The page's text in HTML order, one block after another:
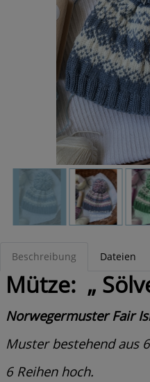
Beschreibung Dateien
Mütze: „
Norwegermuster Fair
Muster bestehend aus
6 Reihen hoch.